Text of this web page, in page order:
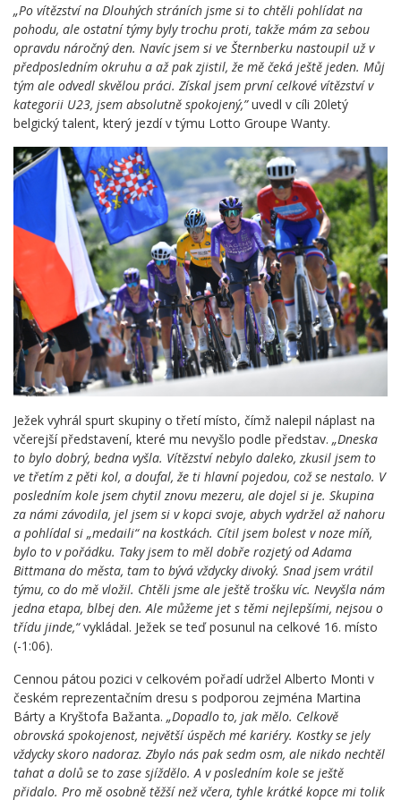
„Po vítězství na Dlouhých stráních jsme si to chtěli pohlídat na
pohodu, ale ostatní týmy byly trochu proti, takže mám za sebou
opravdu náročný den. Navíc jsem si ve Šternberku nastoupil už v
předposledním okruhu a až pak zjistil, že mě čeká ještě jeden. Můj
tým ale odvedl skvělou práci. Získal jsem první celkové vítězství v
kategorii U23, jsem absolutně spokojený,”uvedl v cíli 20letý
belgický talent, který jezdí v týmu Lotto Groupe Wanty.
Ježek vyhrál spurt skupiny o třetí místo, čímž nalepil náplast na
včerejší představení, které mu nevyšlo podle představ. „Dneska
to bylo dobrý, bedna vyšla. Vítězství nebylo daleko, zkusil jsem to
ve třetím z pěti kol, a doufal, že ti hlavní pojedou, což se nestalo. V
posledním kole jsem chytil znovu mezeru, ale dojel si je. Skupina
za námi závodila, jel jsem si v kopci svoje, abych vydržel až nahoru
a pohlídal si „medaili“ na kostkách. Cítil jsem bolest v noze míň,
bylo to v pořádku. Taky jsem to měl dobře rozjetý od Adama
Bittmana do města, tam to bývá vždycky divoký. Snad jsem vrátil
týmu, co do mě vložil. Chtěli jsme ale ještě trošku víc. Nevyšla nám
jedna etapa, blbej den. Ale můžeme jet s těmi nejlepšími, nejsou o
třídu jinde,“vykládal. Ježek se teď posunul na celkové 16. místo
(-1:06).
Cennou pátou pozici v celkovém pořadí udržel Alberto Monti v
českém reprezentačním dresu s podporou zejména Martina
Bárty a Kryštofa Bažanta. „Dopadlo to, jak mělo. Celkově
obrovská spokojenost, největší úspěch mé kariéry. Kostky se jely
vždycky skoro nadoraz. Zbylo nás pak sedm osm, ale nikdo nechtěl
tahat a dolů se to zase sjíždělo. A v posledním kole se ještě
přidalo. Pro mě osobně těžší než včera, tyhle krátké kopce mi tolik